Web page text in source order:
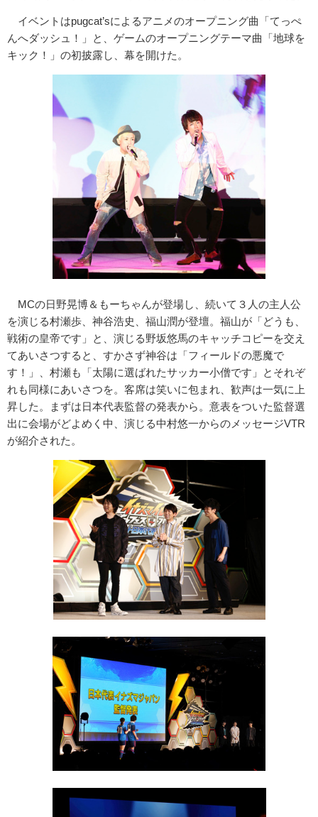
イベントはpugcat’sによるアニメのオープニング曲「てっぺ
んへダッシュ！」と、ゲームのオープニングテーマ曲「地球を
キック！」の初披露し、幕を開けた。
MCの日野晃博＆もーちゃんが登場し、続いて３人の主人公
を演じる村瀬歩、神谷浩史、福山潤が登壇。福山が「どうも、
戦術の皇帝です」と、演じる野坂悠馬のキャッチコピーを交え
てあいさつすると、すかさず神谷は「フィールドの悪魔で
す！」、村瀬も「太陽に選ばれたサッカー小僧です」とそれぞ
れも同様にあいさつを。客席は笑いに包まれ、歓声は一気に上
昇した。まずは日本代表監督の発表から。意表をついた監督選
出に会場がどよめく中、演じる中村悠一からのメッセージVTR
が紹介された。